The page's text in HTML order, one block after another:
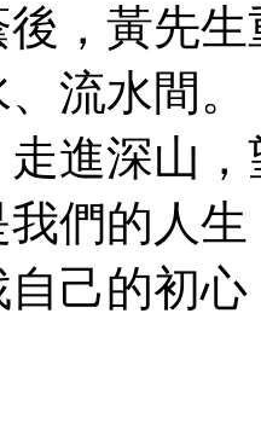
，黃先
流水間
進深山
們的人
己的初